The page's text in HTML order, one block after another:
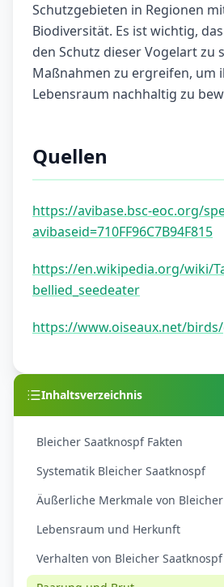
Schutzgebieten in Regionen
Biodiversität. Es ist wichtig,
den Schutz dieser Vogelart zu
Maßnahmen zu ergreifen, um
Lebensraum nachhaltig zu
Quellen
https://avibase.bsc-eoc.org/
avibaseid=710FF96C7B94F815
https://en.wikipedia.org/wiki/
bellied_seedeater
https://www.oiseaux.net/
Inhaltsverzeichnis
Bleicher Saatknospf Fakten
Systematik Bleicher Saatknospf
Äußerliche Merkmale von Bleicher
Lebensraum und Herkunft
Verhalten von Bleicher Saatknospf